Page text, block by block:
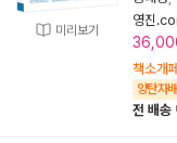
미리보기
영진
책소개
양탄자
전 배송